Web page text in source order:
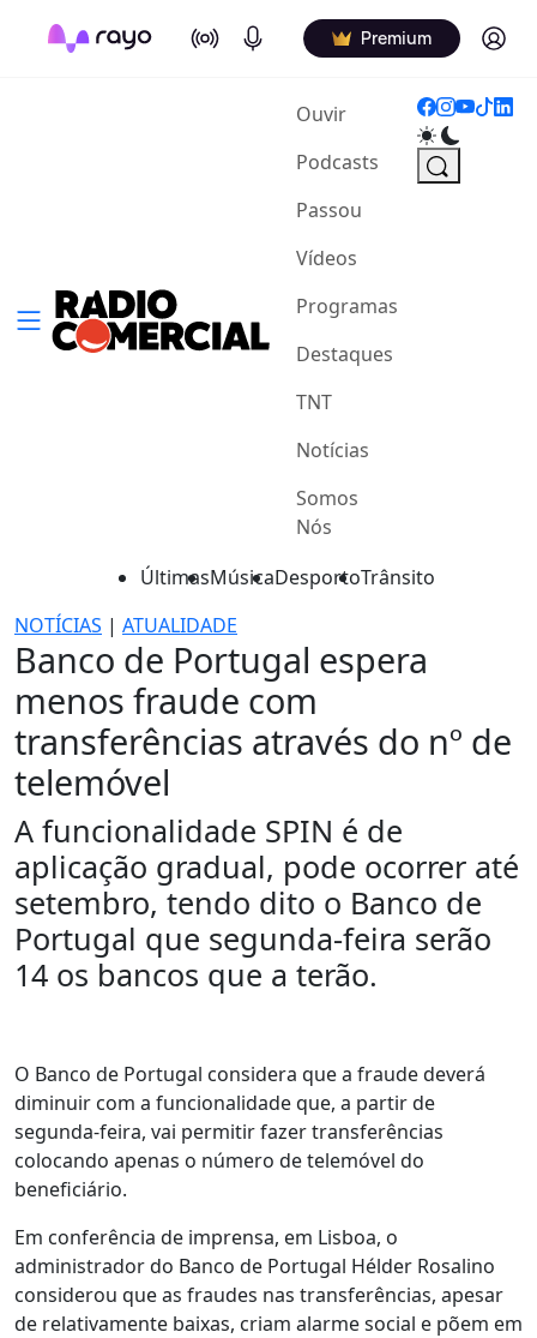
On Air Podcasts Premium Log in
Ouvir(current)
Podcasts
Passou
Vídeos
Programas
Destaques
TNT
Notícias
Somos
Nós
ÚltimasMúsicaDesportoTrânsito
NOTÍCIAS | ATUALIDADE
Banco de Portugal espera
menos fraude com
transferências através do nº de
telemóvel
A funcionalidade SPIN é de
aplicação gradual, pode ocorrer até
setembro, tendo dito o Banco de
Portugal que segunda-feira serão
14 os bancos que a terão.
O Banco de Portugal considera que a fraude deverá
diminuir com a funcionalidade que, a partir de
segunda-feira, vai permitir fazer transferências
colocando apenas o número de telemóvel do
beneficiário.
Em conferência de imprensa, em Lisboa, o
administrador do Banco de Portugal Hélder Rosalino
considerou que as fraudes nas transferências, apesar
de relativamente baixas, criam alarme social e põem em